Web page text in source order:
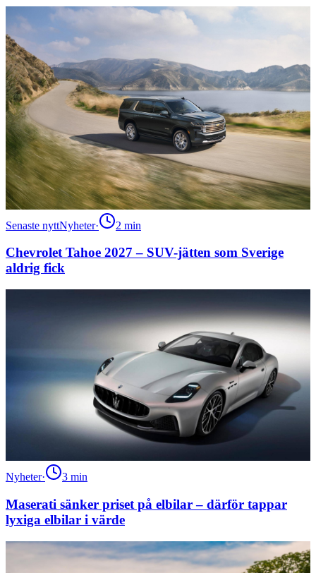
Senaste nyttNyheter· 2 min
Chevrolet Tahoe 2027 – SUV-jätten som Sverige
aldrig fick
Nyheter· 3 min
Maserati sänker priset på elbilar – därför tappar
lyxiga elbilar i värde